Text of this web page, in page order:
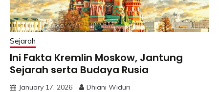
Sejarah
Ini Fakta Kremlin Moskow, Jantung
Sejarah serta Budaya Rusia
January 17, 2026 Dhiani Widuri